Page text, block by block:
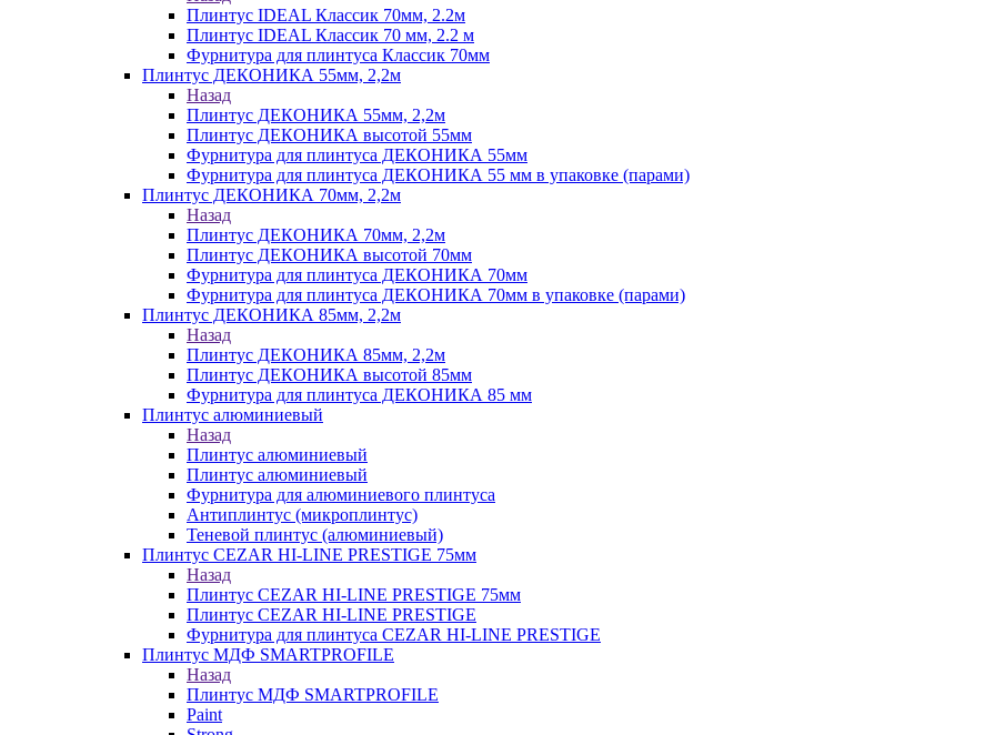
Плинтус IDEAL Классик 70мм, 2.2м
Плинтус IDEAL Классик 70 мм, 2.2 м
Фурнитура для плинтуса Классик 70мм
Плинтус ДЕКОНИКА 55мм, 2,2м
Назад
Плинтус ДЕКОНИКА 55мм, 2,2м
Плинтус ДЕКОНИКА высотой 55мм
Фурнитура для плинтуса ДЕКОНИКА 55мм
Фурнитура для плинтуса ДЕКОНИКА 55 мм в упаковке (парами)
Плинтус ДЕКОНИКА 70мм, 2,2м
Назад
Плинтус ДЕКОНИКА 70мм, 2,2м
Плинтус ДЕКОНИКА высотой 70мм
Фурнитура для плинтуса ДЕКОНИКА 70мм
Фурнитура для плинтуса ДЕКОНИКА 70мм в упаковке (парами)
Плинтус ДЕКОНИКА 85мм, 2,2м
Назад
Плинтус ДЕКОНИКА 85мм, 2,2м
Плинтус ДЕКОНИКА высотой 85мм
Фурнитура для плинтуса ДЕКОНИКА 85 мм
Плинтус алюминиевый
Назад
Плинтус алюминиевый
Плинтус алюминиевый
Фурнитура для алюминиевого плинтуса
Антиплинтус (микроплинтус)
Теневой плинтус (алюминиевый)
Плинтус CEZAR HI-LINE PRESTIGE 75мм
Назад
Плинтус CEZAR HI-LINE PRESTIGE 75мм
Плинтус CEZAR HI-LINE PRESTIGE
Фурнитура для плинтуса CEZAR HI-LINE PRESTIGE
Плинтус МДФ SMARTPROFILE
Назад
Плинтус МДФ SMARTPROFILE
Paint